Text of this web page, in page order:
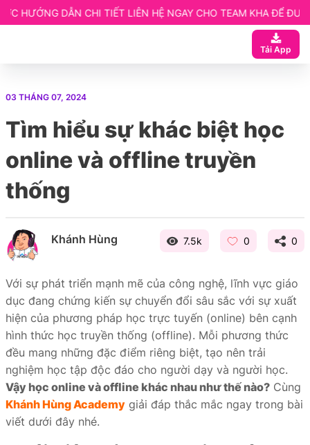
TIẾT LIÊN HỆ NGAY CHO TEAM KHA ĐỂ ĐƯỢC HỖ TRỢ.
Tải App
ngay
03 THÁNG 07, 2024
Tìm hiểu sự khác biệt học
online và offline truyền
thống
Khánh Hùng 7.5k 0 0
Với sự phát triển mạnh mẽ của công nghệ, lĩnh vực giáo
dục đang chứng kiến sự chuyển đổi sâu sắc với sự xuất
hiện của phương pháp học trực tuyến (online) bên cạnh
hình thức học truyền thống (offline). Mỗi phương thức
đều mang những đặc điểm riêng biệt, tạo nên trải
nghiệm học tập độc đáo cho người dạy và người học.
Vậy học online và offline khác nhau như thế nào? Cùng
Khánh Hùng Academy giải đáp thắc mắc ngay trong bài
viết dưới đây nhé.